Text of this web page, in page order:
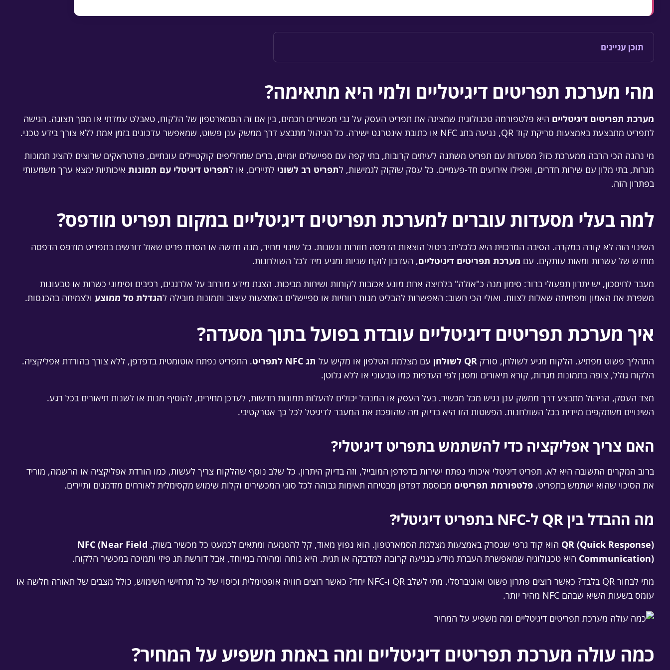
תוכן עניינים
מהי מערכת תפריטים דיגיטליים ולמי היא מתאימה?
מערכת תפריטים דיגיטליים היא פלטפורמה טכנולוגית שמציגה את תפריט העסק על גבי מכשירים חכמים, בין אם זה הסמארטפון של הלקוח, טאבלט עמדתי או מסך תצוגה. הגישה
לתפריט מתבצעת באמצעות סריקת קוד QR, נגיעה בתג NFC או כתובת אינטרנט ישירה. כל הניהול מתבצע דרך ממשק ענן פשוט, שמאפשר עדכונים בזמן אמת ללא צורך בידע טכני.
מי נהנה הכי הרבה ממערכת כזו? מסעדות עם תפריט משתנה לעיתים קרובות, בתי קפה עם ספיישלים יומיים, ברים שמחליפים קוקטיילים עונתיים, פודטראקים שרוצים להציג תמונות
מגרות, בתי מלון עם שירות חדרים, ואפילו אירועים חד-פעמיים. כל עסק שזקוק לגמישות, לתפריט רב לשוני לתיירים, או לתפריט דיגיטלי עם תמונות איכותיות ימצא ערך משמעותי
בפתרון הזה.
למה בעלי מסעדות עוברים למערכת תפריטים דיגיטליים במקום תפריט מודפס?
השינוי הזה לא קורה במקרה. הסיבה המרכזית היא כלכלית: ביטול הוצאות הדפסה חוזרות ונשנות. כל שינוי מחיר, מנה חדשה או הסרת פריט שאזל דורשים בתפריט מודפס הדפסה
מחדש של עשרות ומאות עותקים. עם מערכת תפריטים דיגיטליים, העדכון לוקח שניות ומגיע מיד לכל השולחנות.
מעבר לחיסכון, יש יתרון תפעולי ברור: סימון מנה כ"אזלה" בלחיצה אחת מונע אכזבות לקוחות ושיחות מביכות. הצגת מידע מורחב על אלרגנים, רכיבים וסימוני כשרות או טבעונות
משפרת את האמון ומפחיתה שאלות לצוות. ואולי הכי חשוב: האפשרות להבליט מנות רווחיות או ספיישלים באמצעות עיצוב ותמונות מובילה להגדלת סל ממוצע ולצמיחה בהכנסות.
איך מערכת תפריטים דיגיטליים עובדת בפועל בתוך מסעדה?
התהליך פשוט מפתיע. הלקוח מגיע לשולחן, סורק QR לשולחן עם מצלמת הטלפון או מקיש על תג NFC לתפריט
. התפריט נפתח אוטומטית בדפדפן, ללא צורך בהורדת אפליקציה.
הלקוח גולל, צופה בתמונות מגרות, קורא תיאורים ומסנן לפי העדפות כמו טבעוני או ללא גלוטן.
מצד העסק, הניהול מתבצע דרך ממשק ענן נגיש מכל מכשיר. בעל העסק או המנהל יכולים להעלות תמונות חדשות, לעדכן מחירים, להוסיף מנות או לשנות תיאורים בכל רגע.
השינויים משתקפים מיידית בכל השולחנות. הפשטות הזו היא בדיוק מה שהופכת את המעבר לדיגיטל לכל כך אטרקטיבי.
האם צריך אפליקציה כדי להשתמש בתפריט דיגיטלי?
ברוב המקרים התשובה היא לא. תפריט דיגיטלי איכותי נפתח ישירות בדפדפן המובייל, וזה בדיוק היתרון. כל שלב נוסף שהלקוח צריך לעשות, כמו הורדת אפליקציה או הרשמה, מוריד
את הסיכוי שהוא ישתמש בתפריט. פלטפורמת תפריטים מבוססת דפדפן מבטיחה תאימות גבוהה לכל סוגי המכשירים וקלות שימוש מקסימלית לאורחים מזדמנים ותיירים.
מה ההבדל בין QR ל-NFC בתפריט דיגיטלי?
QR (Quick Response) הוא קוד גרפי שנסרק באמצעות מצלמת הסמארטפון. הוא נפוץ מאוד, קל להטמעה ומתאים לכמעט כל מכשיר בשוק. NFC (Near Field
Communication) היא טכנולוגיה שמאפשרת העברת מידע בנגיעה קרובה למדבקה או תגית. היא נוחה ומהירה במיוחד, אבל דורשת תג פיזי ותמיכה במכשיר הלקוח.
מתי לבחור QR בלבד? כאשר רוצים פתרון פשוט ואוניברסלי. מתי לשלב QR ו-NFC יחד? כאשר רוצים חוויה אופטימלית וכיסוי של כל תרחישי השימוש, כולל מצבים של תאורה חלשה או
עומס בשעות השיא שבהם NFC מהיר יותר.
כמה עולה מערכת תפריטים דיגיטליים ומה באמת משפיע על המחיר?